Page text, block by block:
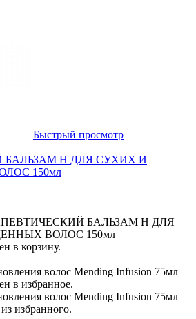
Быстрый просмотр
БАЛЬЗАМ Н ДЛЯ СУХИХ И
150мл
БАЛЬЗАМ Н ДЛЯ
ВОЛОС 150мл
в корзину.
волос Mending Infusion 75мл
в избранное.
волос Mending Infusion 75мл
избранного.